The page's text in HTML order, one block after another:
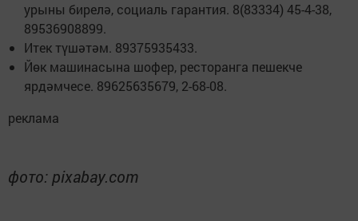
урыны бирелә, социаль гарантия. 8(83334) 45-4-38,
89536908899.
Итек түшәтәм. 89375935433.
Йөк машинасына шофер, ресторанга пешекче
ярдәмчесе. 89625635679, 2-68-08.
реклама
фото: pixabay.com